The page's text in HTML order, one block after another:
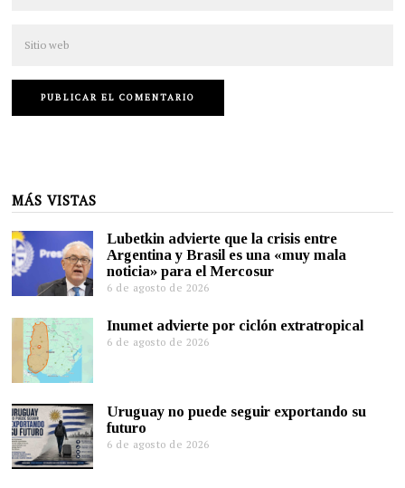
MÁS VISTAS
Lubetkin advierte que la crisis entre
Argentina y Brasil es una «muy mala
noticia» para el Mercosur
6 de agosto de 2026
Inumet advierte por ciclón extratropical
6 de agosto de 2026
Uruguay no puede seguir exportando su
futuro
6 de agosto de 2026